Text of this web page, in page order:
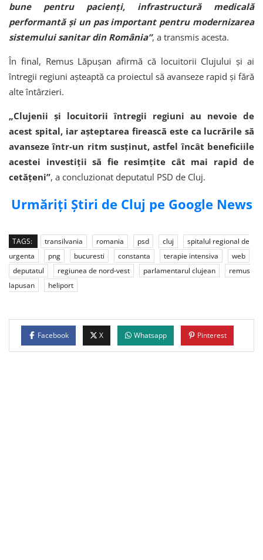
bune pentru pacienți, infrastructură medicală
performantă și un pas important pentru modernizarea
sistemului sanitar din România”, a transmis acesta.
În final, Remus Lăpușan afirmă că locuitorii Clujului și ai
întregii regiuni așteaptă ca proiectul să avanseze rapid și fără
alte întârzieri.
„Clujenii și locuitorii întregii regiuni au nevoie de
acest spital, iar așteptarea firească este ca lucrările să
avanseze într-un ritm susținut, astfel încât beneficiile
acestei investiții să fie resimțite cât mai rapid de
cetățeni”, a concluzionat deputatul PSD de Cluj.
Urmăriți Știri de Cluj pe Google News
TAGS: transilvania romania psd cluj
spitalul regional de
urgenta
png bucuresti constanta terapie intensiva
web
deputatul
regiunea de nord-vest parlamentarul clujean
remus
lapusan
heliport
Facebook X Whatsapp Pinterest